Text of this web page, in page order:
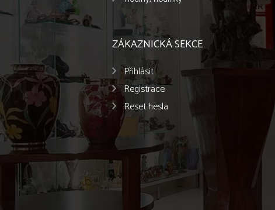
ZÁKAZNICKÁ SEKCE
Přihlásit
Registrace
Reset hesla